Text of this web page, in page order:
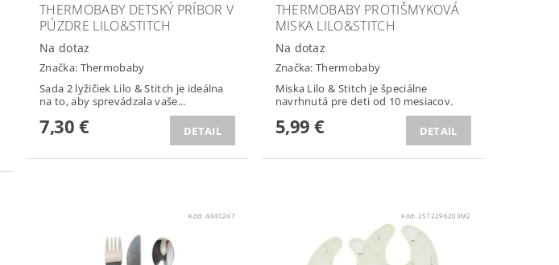
THERMOBABY DETSKÝ PRÍBOR V
PÚZDRE LILO&STITCH
Na dotaz
Značka: Thermobaby
Sada 2 lyžičiek Lilo & Stitch je ideálna
na to, aby sprevádzala vaše...
7,30 € DETAIL
THERMOBABY PROTIŠMYKOVÁ
MISKA LILO&STITCH
Na dotaz
Značka:Thermobaby
Miska Lilo & Stitch je špeciálne
navrhnutá pre deti od 10 mesiacov.
5,99 € DETAIL
Kód: 4340247 Kód: 2572296203M2